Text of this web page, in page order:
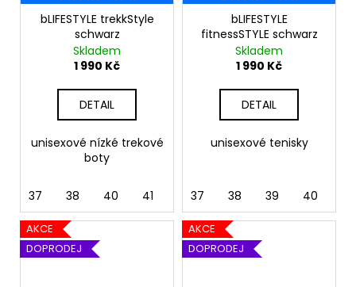
bLIFESTYLE trekkStyle
schwarz
Skladem
1 990 Kč
DETAIL
unisexové nízké trekové
boty
37 38 40 41 42
bLIFESTYLE
fitnessSTYLE schwarz
Skladem
1 990 Kč
DETAIL
unisexové tenisky
37 38 39 40
AKCE
DOPRODEJ
AKCE
DOPRODEJ